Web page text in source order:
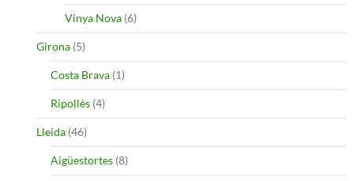
Vinya Nova (6)
Girona (5)
Costa Brava (1)
Ripollès (4)
Lleida (46)
Aigüestortes (8)